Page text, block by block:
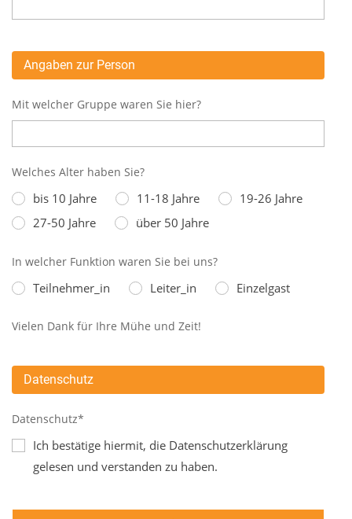
Angaben zur Person
Mit welcher Gruppe waren Sie hier?
Welches Alter haben Sie?
bis 10 Jahre 11-18 Jahre
19-26 Jahre
27-50 Jahre
über 50 Jahre
In welcher Funktion waren Sie bei uns?
Teilnehmer_in Leiter_in Einzelgast
Vielen Dank für Ihre Mühe und Zeit!
Datenschutz
Datenschutz*
Ich bestätige hiermit, die Datenschutzerklärung
gelesen und verstanden zu haben.